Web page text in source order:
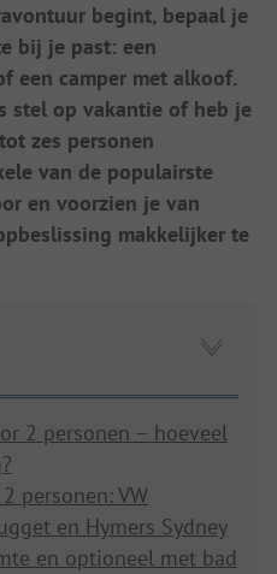
begint, bepaal je
bij je past: een
een camper met alkoof.
stel op vakantie of heb je
zes personen
van de populairste
en voorzien je van
makkelijker te
2 personen – hoeveel
personen: VW
en Hymers Sydney
en optioneel met bad